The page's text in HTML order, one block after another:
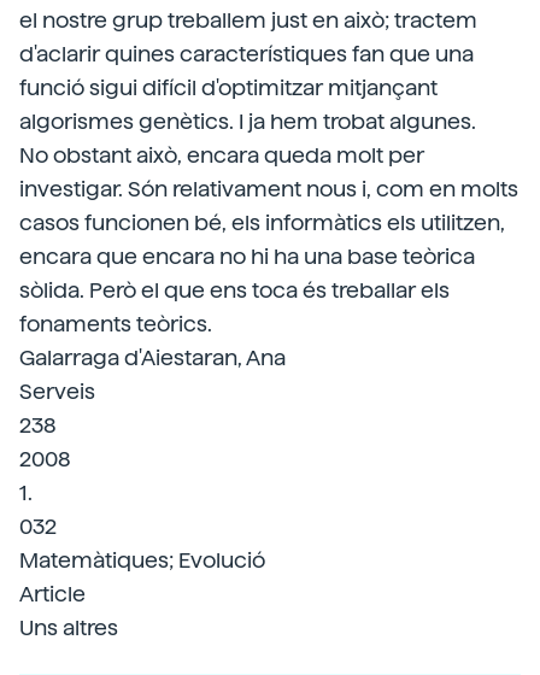
el nostre grup treballem just en això; tractem
d'aclarir quines característiques fan que una
funció sigui difícil d'optimitzar mitjançant
algorismes genètics. I ja hem trobat algunes.
No obstant això, encara queda molt per
investigar. Són relativament nous i, com en molts
casos funcionen bé, els informàtics els utilitzen,
encara que encara no hi ha una base teòrica
sòlida. Però el que ens toca és treballar els
fonaments teòrics.
Galarraga d'Aiestaran, Ana
Serveis
238
2008
1.
032
Matemàtiques; Evolució
Article
Uns altres